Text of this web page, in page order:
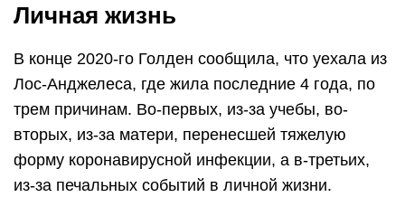
Личная жизнь
В конце 2020-го Голден сообщила, что уехала из
Лос-Анджелеса, где жила последние 4 года, по
трем причинам. Во-первых, из-за учебы, во-
вторых, из-за матери, перенесшей тяжелую
форму коронавирусной инфекции, а в-третьих,
из-за печальных событий в личной жизни.